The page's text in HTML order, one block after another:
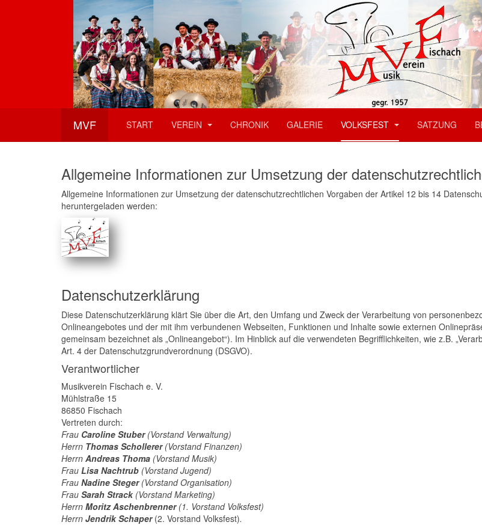
MVF START VEREIN CHRONIK GALERIE VOLKSFEST SATZUNG
Allgemeine Informationen zur Umsetzung der
Allgemeine Informationen zur Umsetzung der datenschutzrechtlichen Vorgaben der Artikel 12 bis 14
heruntergeladen werden:
Datenschutzerklärung
Diese Datenschutzerklärung klärt Sie über die Art, den Umfang und Zweck der Verarbeitung von
Onlineangebotes und der mit ihm verbundenen Webseiten, Funktionen und Inhalte sowie externen
gemeinsam bezeichnet als „Onlineangebot“). Im Hinblick auf die verwendeten Begrifflichkeiten, wie z.B.
Art. 4 der Datenschutzgrundverordnung (DSGVO).
Verantwortlicher
Musikverein Fischach e. V.
Mühlstraße 15
86850 Fischach
Vertreten durch:
Frau Caroline Stuber(Vorstand Verwaltung)
Herrn Thomas Schollerer(Vorstand Finanzen)
Herrn Andreas Thoma (Vorstand Musik)
Frau Lisa Nachtrub (Vorstand Jugend)
Frau Nadine Steger(Vorstand Organisation)
Frau Sarah Strack(Vorstand Marketing)
Herrn Moritz Aschenbrenner(1. Vorstand Volksfest)
Herrn Jendrik Schaper(2. Vorstand Volksfest).